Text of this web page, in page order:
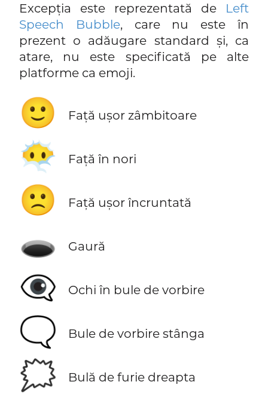
Excepția este reprezentată de Left
Speech Bubble, care nu este în
prezent o adăugare standard și, ca
atare, nu este specificată pe alte
platforme ca emoji.
🙂 Față ușor zâmbitoare
😶‍🌫️ Față în nori
🙁 Față ușor încruntată
🕳️ Gaură
👁️‍🗨️ Ochi în bule de vorbire
🗨️ Bule de vorbire stânga
🗯️ Bulă de furie dreapta